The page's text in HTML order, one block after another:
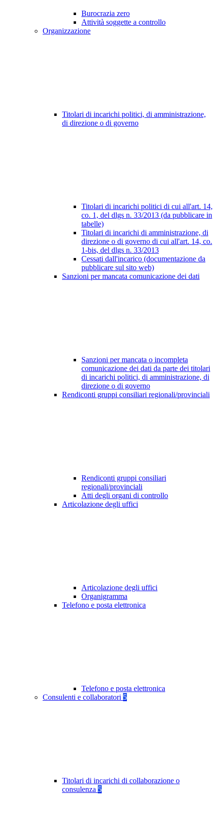
Burocrazia zero
Attività soggette a controllo
Organizzazione
Titolari di incarichi politici, di amministrazione,
di direzione o di governo
Titolari di incarichi politici di cui all'art. 14,
co. 1, del dlgs n. 33/2013 (da pubblicare in
tabelle)
Titolari di incarichi di amministrazione, di
direzione o di governo di cui all'art. 14, co.
1-bis, del dlgs n. 33/2013
Cessati dall'incarico (documentazione da
pubblicare sul sito web)
Sanzioni per mancata comunicazione dei dati
Sanzioni per mancata o incompleta
comunicazione dei dati da parte dei titolari
di incarichi politici, di amministrazione, di
direzione o di governo
Rendiconti gruppi consiliari regionali/provinciali
Rendiconti gruppi consiliari
regionali/provinciali
Atti degli organi di controllo
Articolazione degli uffici
Articolazione degli uffici
Organigramma
Telefono e posta elettronica
Telefono e posta elettronica
Consulenti e collaboratori 5
Titolari di incarichi di collaborazione o
consulenza 5